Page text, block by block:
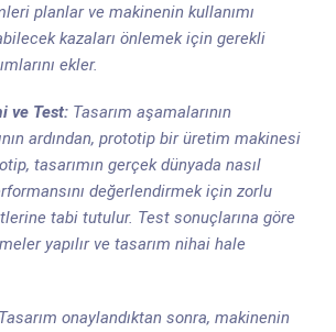
planlar ve makinenin kullanımı
kazaları önlemek için gerekli
ekler.
ve Test: Tasarım aşamalarının
ardından, prototip bir üretim makinesi
tasarımın gerçek dünyada nasıl
değerlendirmek için zorlu
tabi tutulur. Test sonuçlarına göre
yapılır ve tasarım nihai hale
Tasarım onaylandıktan sonra, makinenin